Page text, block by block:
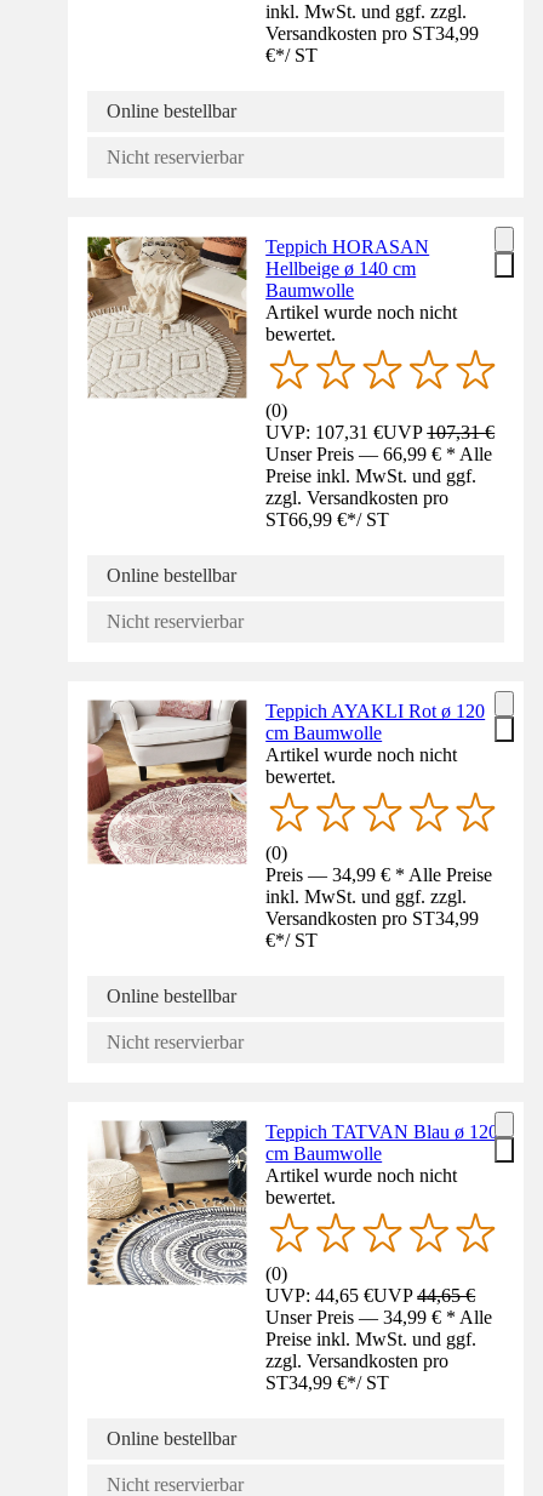
inkl. MwSt. und ggf. zzgl.
Versandkosten pro ST34,99
€*/ ST
Online bestellbar
Nicht reservierbar
Teppich HORASAN
Hellbeige ø 140 cm
Baumwolle
Artikel wurde noch nicht
bewertet.
(0)
UVP: 107,31 €UVP107,31 €
Unser Preis — 66,99 € * Alle
Preise inkl. MwSt. und ggf.
zzgl. Versandkosten pro
ST66,99 €*/ ST
Online bestellbar
Nicht reservierbar
Teppich AYAKLI Rot ø 120
cm Baumwolle
Artikel wurde noch nicht
bewertet.
(0)
Preis — 34,99 € * Alle Preise
inkl. MwSt. und ggf. zzgl.
Versandkosten pro ST34,99
€*/ ST
Online bestellbar
Nicht reservierbar
Teppich TATVAN Blau ø 120
cm Baumwolle
Artikel wurde noch nicht
bewertet.
(0)
UVP: 44,65 €UVP44,65 €
Unser Preis — 34,99 € * Alle
Preise inkl. MwSt. und ggf.
zzgl. Versandkosten pro
ST34,99 €*/ ST
Online bestellbar
Nicht reservierbar